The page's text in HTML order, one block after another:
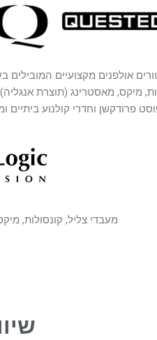
אולפנים מקצועיים המובילים
מיקס, מאסטרינג (תוצרת
פרודקשן וחדרי קולנוע ביתיים
מעבדי צליל, קונסולות,